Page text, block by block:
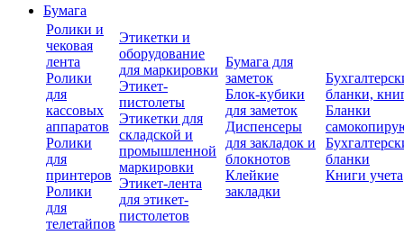
Бумага
Ролики и
чековая
лента
Ролики
для
кассовых
аппаратов
Ролики
для
принтеров
Ролики
для
телетайпов
Этикетки и
оборудование
для маркировки
Этикет-
пистолеты
Этикетки для
складской и
промышленной
маркировки
Этикет-лента
для этикет-
пистолетов
Бумага для
заметок
Блок-кубики
для заметок
Диспенсеры
для закладок и
блокнотов
Клейкие
закладки
бланки,
Бланки
бланки
Книги учета